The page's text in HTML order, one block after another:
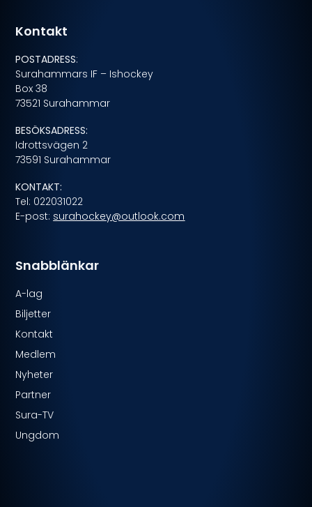
Snabblänkar
A-lag
Biljetter
Kontakt
Medlem
Nyheter
Partner
Sura-TV
Ungdom
Kontakt
POSTADRESS:
Surahammars IF – Ishockey
Box 38
73521 Surahammar
BESÖKSADRESS:
Idrottsvägen 2
73591 Surahammar
KONTAKT:
Tel: 022031022
E-post: surahockey@outlook.com